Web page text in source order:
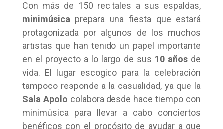
Con más de 150 recitales a sus espaldas,
minimúsica prepara una fiesta que estará
protagonizada por algunos de los muchos
artistas que han tenido un papel importante
en el proyecto a lo largo de sus 10 años de
vida. El lugar escogido para la celebración
tampoco responde a la casualidad, ya que la
Sala Apolo colabora desde hace tiempo con
minimúsica para llevar a cabo conciertos
benéficos con el propósito de ayudar a que